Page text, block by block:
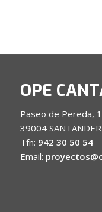
OPE
Paseo de Pereda,
39004
Tfn: 942 30 50 54
Email: